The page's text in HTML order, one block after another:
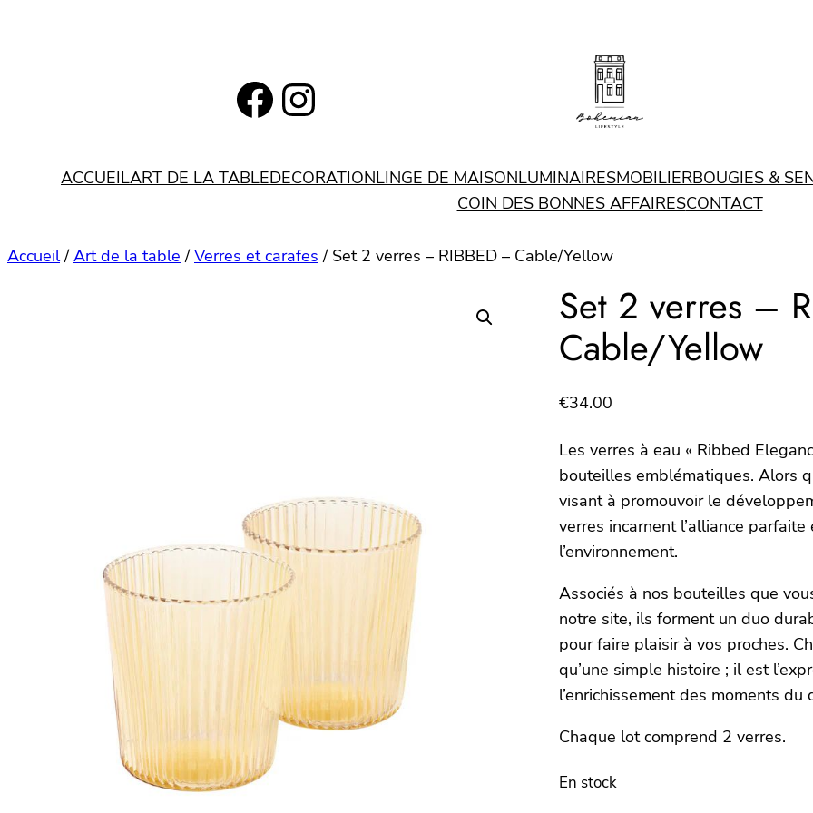
https://www.facebook.com/bohemianlifestyle.be Instagram
ACCUEILART DE LA TABLEDECORATIONLINGE DE MAISONLUMINAIRESMOBILIERBOUGIES &
COIN DES BONNES AFFAIRESCONTACT
Accueil/Art de la table /Verres et carafes / Set 2 verres – RIBBED – Cable/Yellow
Set 2 verres –
Cable/Yellow
€34.00
Les verres à eau « Ribbed
bouteilles emblématiques. Alors
visant à promouvoir le
verres incarnent l’alliance
l’environnement.
Associés à nos bouteilles que
notre site, ils forment un duo
pour faire plaisir à vos proches.
qu’une simple histoire ; il est
l’enrichissement des moments du
Chaque lot comprend 2 verres.
En stock